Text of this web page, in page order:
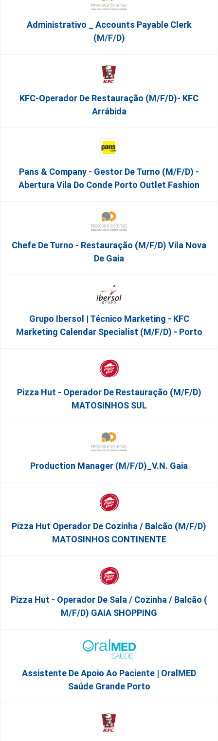
Administrativo _ Accounts Payable Clerk
(m/f/d)
KFC-Operador De Restauração (m/f/d)- KFC
Arrábida
Pans & Company - Gestor De Turno (m/f/d) -
Abertura Vila Do Conde Porto Outlet Fashion
Chefe De Turno - Restauração (m/f/d) Vila Nova
De Gaia
Grupo Ibersol | Técnico Marketing - KFC
Marketing Calendar Specialist (m/f/d) - Porto
Pizza Hut - Operador De Restauração (m/f/d)
MATOSINHOS SUL
Production Manager (m/f/d)_V.N. Gaia
Pizza Hut Operador De Cozinha / Balcão (m/f/d)
MATOSINHOS CONTINENTE
Pizza Hut - Operador De Sala / Cozinha / Balcão (
M/f/d) GAIA SHOPPING
Assistente De Apoio Ao Paciente | OralMED
Saúde Grande Porto